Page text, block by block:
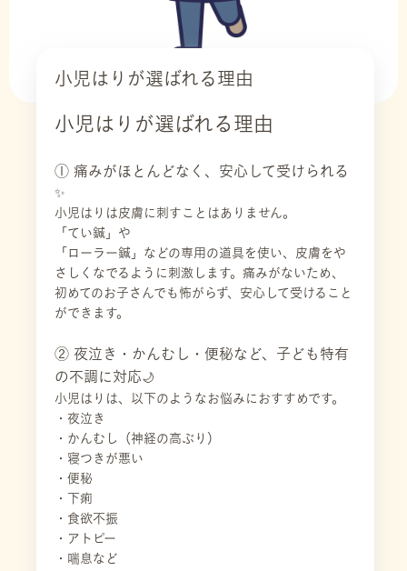
小児はりが選ばれる理由
小児はりが選ばれる理由
① 痛みがほとんどなく、安心して受けられる
✨
小児はりは皮膚に刺すことはありません。
「てい鍼」や
「ローラー鍼」などの専用の道具を使い、皮膚をや
さしくなでるように刺激します。痛みがないため、
初めてのお子さんでも怖がらず、安心して受けること
ができます。
② 夜泣き・かんむし・便秘など、子ども特有
の不調に対応🌙
小児はりは、以下のようなお悩みにおすすめです。
・夜泣き
・かんむし（神経の高ぶり）
・寝つきが悪い
・便秘
・下痢
・食欲不振
・アトピー
・喘息など